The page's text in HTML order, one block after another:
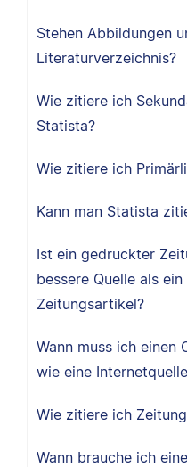
Stehen Abbildungen
Literaturverzeichnis?
Wie zitiere ich
Statista?
Wie zitiere ich
Kann man Statista
Ist ein gedruckter
bessere Quelle als
Zeitungsartikel?
Wann muss ich einen
wie eine
Wie zitiere ich
Wann brauche ich